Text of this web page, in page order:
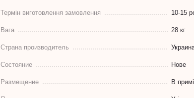
Термін виготовлення замовлення 10-15
Вага 28 кг
Страна производитель
Состояние Нове
Размещение В